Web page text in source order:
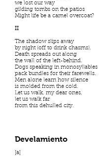
we lost our way
gilding tombs on the patios
Might life be a camel overcoat?
II
The shadow slips away
by night (off to drink chasms).
Death spreads out along
the wall of the left-behind.
Dogs speaking in monosyllables
pack bundles for their farewells.
Men alone learn how silence
is molded from the cold.
Let us walk, my dear ones,
let us walk far
from this dehulled city.
Develamiento
[a]